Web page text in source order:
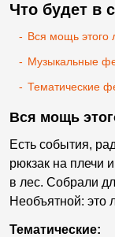
Что будет в
- Вся мощь этого
- Музыкальные
- Тематические
Вся мощь
Есть события,
рюкзак на плечи
в лес. Собрали
Необъятной: это
Тематические: